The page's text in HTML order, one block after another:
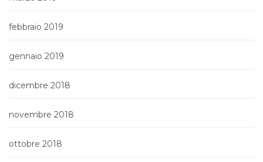
febbraio 2019
gennaio 2019
dicembre 2018
novembre 2018
ottobre 2018